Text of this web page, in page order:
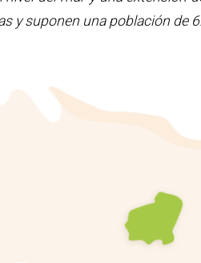
y suponen una población de